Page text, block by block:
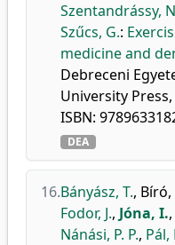
Szentandrássy,
Szűcs, G.:
medicine and
Debreceni
University
ISBN:
DEA
16.Bányász, T., Bíró,
Fodor, J., Jóna, I.,
Nánási, P. P., Pál,